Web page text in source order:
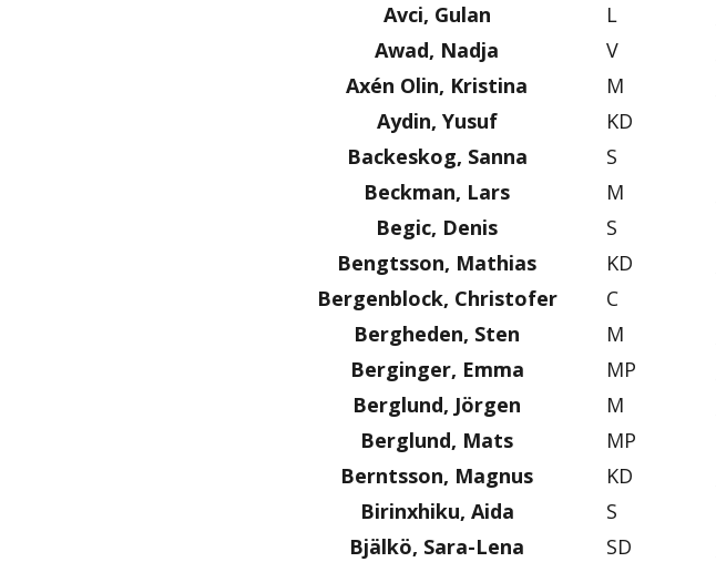
Avci, Gulan
L
Awad, Nadja
V
Axén Olin, Kristina
M
Aydin, Yusuf
KD
Backeskog, Sanna
S
Beckman, Lars
M
Begic, Denis
S
Bengtsson, Mathias
KD
Bergenblock, Christofer
C
Bergheden, Sten
M
Berginger, Emma
MP
Berglund, Jörgen
M
Berglund, Mats
MP
Berntsson, Magnus
KD
Birinxhiku, Aida
S
Bjälkö, Sara-Lena
SD